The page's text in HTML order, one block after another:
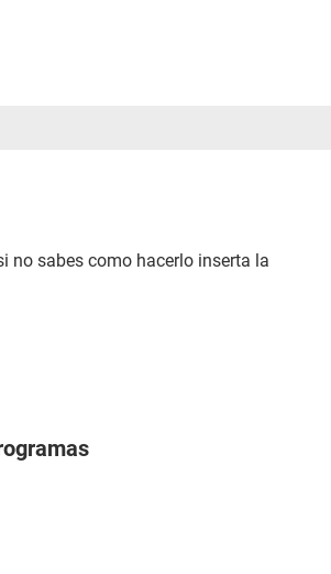
no sabes como hacerlo inserta la